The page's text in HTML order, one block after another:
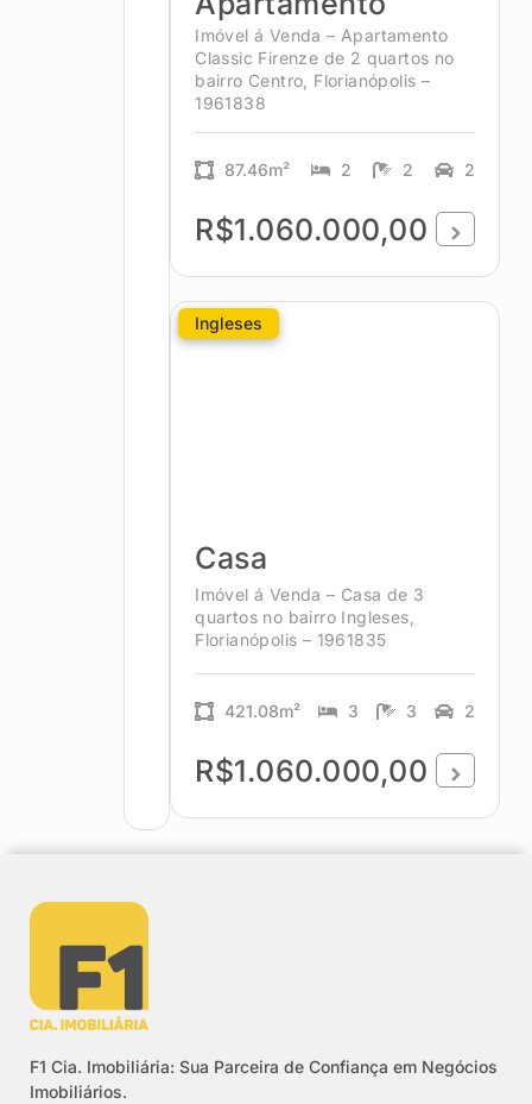
Imóvel á Venda – Apartamento
Classic Firenze de 2 quartos no
bairro Centro, Florianópolis –
1961838
87.46m² 2 2 2
R$1.060.000,00
Ingleses
Casa
Imóvel á Venda – Casa de 3
quartos no bairro Ingleses,
Florianópolis – 1961835
421.08m² 3 3 2
R$1.060.000,00
F1 Cia. Imobiliária: Sua Parceira de Confiança em Negócios
Imobiliários.